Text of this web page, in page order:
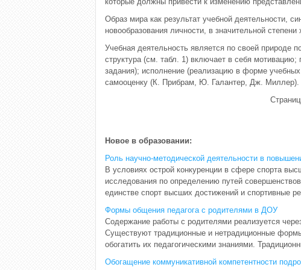
Образ мира как результат учебной деятельности,
новообразования личности, в значительной
Учебная деятельность является по своей природе
структура (см. табл. 1) включает в себя
задания); исполнение (реализацию в форме
самооценку (К. Прибрам, Ю. Галантер, Дж. Миллер).
Новое в образовании:
Роль научно-методической деятельности в
В условиях острой конкуренции в сфере спорта
исследования по определению путей
единстве спорт высших достижений и спортивные
Формы общения педагога с родителями в ДОУ
Содержание работы с родителями реализуется
Существуют традиционные и нетрадиционные
обогатить их педагогическими знаниями.
Обогащение коммуникативной компетентности